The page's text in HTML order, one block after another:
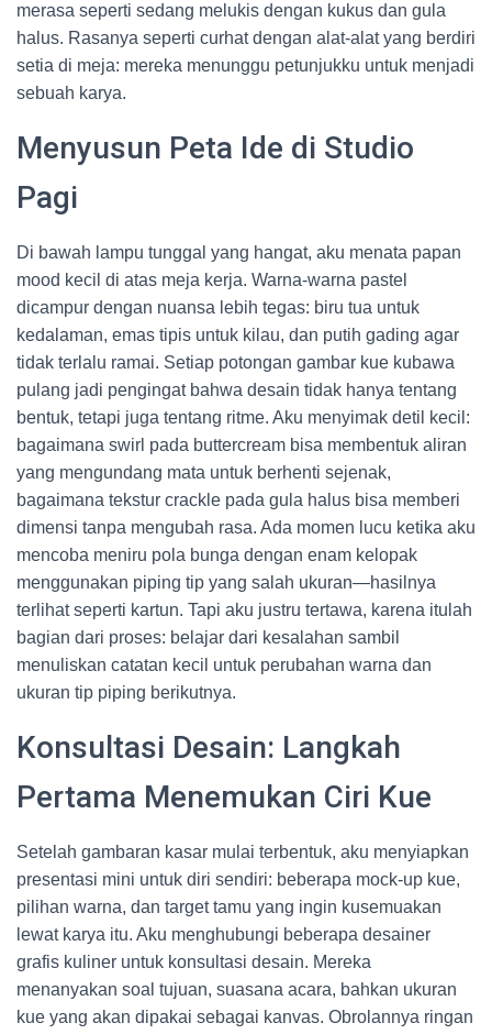
merasa seperti sedang melukis dengan kukus dan gula
halus. Rasanya seperti curhat dengan alat-alat yang berdiri
setia di meja: mereka menunggu petunjukku untuk menjadi
sebuah karya.
Menyusun Peta Ide di Studio
Pagi
Di bawah lampu tunggal yang hangat, aku menata papan
mood kecil di atas meja kerja. Warna-warna pastel
dicampur dengan nuansa lebih tegas: biru tua untuk
kedalaman, emas tipis untuk kilau, dan putih gading agar
tidak terlalu ramai. Setiap potongan gambar kue kubawa
pulang jadi pengingat bahwa desain tidak hanya tentang
bentuk, tetapi juga tentang ritme. Aku menyimak detil kecil:
bagaimana swirl pada buttercream bisa membentuk aliran
yang mengundang mata untuk berhenti sejenak,
bagaimana tekstur crackle pada gula halus bisa memberi
dimensi tanpa mengubah rasa. Ada momen lucu ketika aku
mencoba meniru pola bunga dengan enam kelopak
menggunakan piping tip yang salah ukuran—hasilnya
terlihat seperti kartun. Tapi aku justru tertawa, karena itulah
bagian dari proses: belajar dari kesalahan sambil
menuliskan catatan kecil untuk perubahan warna dan
ukuran tip piping berikutnya.
Konsultasi Desain: Langkah
Pertama Menemukan Ciri Kue
Setelah gambaran kasar mulai terbentuk, aku menyiapkan
presentasi mini untuk diri sendiri: beberapa mock-up kue,
pilihan warna, dan target tamu yang ingin kusemuakan
lewat karya itu. Aku menghubungi beberapa desainer
grafis kuliner untuk konsultasi desain. Mereka
menanyakan soal tujuan, suasana acara, bahkan ukuran
kue yang akan dipakai sebagai kanvas. Obrolannya ringan